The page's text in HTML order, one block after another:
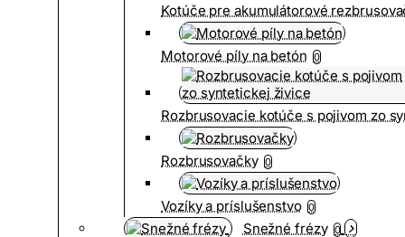
Kotúče pre akumulátorové
Motorové píly na betón 0
Rozbrusovacie kotúče s pojivom zo
Rozbrusovačky 0
Vozíky a príslušenstvo 0
Snežné frézy 0